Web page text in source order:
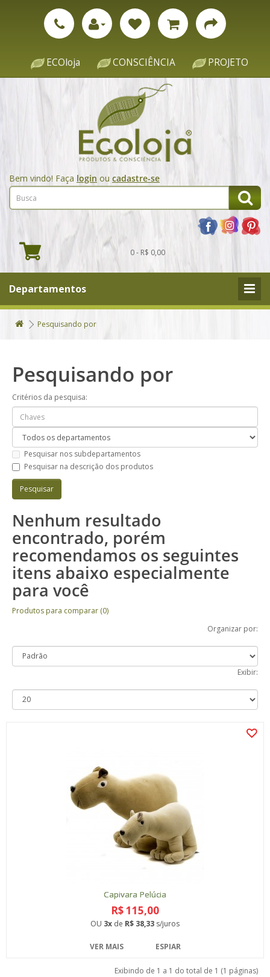
ECOloja CONSCIÊNCIA PROJETO
Bem vindo! Faça login ou cadastre-se
0 - R$ 0,00
Departamentos
Pesquisando por
Pesquisando por
Critérios da pesquisa:
Pesquisar nos subdepartamentos
Pesquisar na descrição dos produtos
Nenhum resultado
encontrado, porém
recomendamos os seguintes
itens abaixo especialmente
para você
Produtos para comparar (0)
Organizar por:
Exibir:
Capivara Pelúcia
R$ 115,00
OU 3x de R$ 38,33 s/juros
VER MAIS ESPIAR
Exibindo de 1 a 1 do total de 1 (1 páginas)